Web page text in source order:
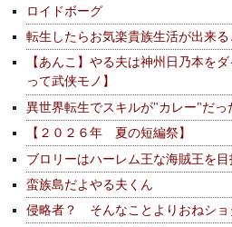
ロイドボーグ
転生したらお気楽貴族生活が出来
【あんこ】やる夫は神州日乃本を
って武侠モノ】
異世界転生でスキルが"カレー"だっ
【２０２６年 夏の短編祭】
ブロリーはハーレム王な海賊王を
蛮族島だよやる夫くん
侵略者？ そんなことよりおねショ